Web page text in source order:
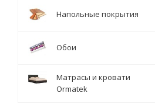
Напольные покрытия
Обои
Матрасы и кровати
Ormatek